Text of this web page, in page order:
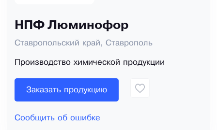
НПФ Люминофор
Ставропольский край, Ставрополь
Производство химической продукции
Заказать продукцию
Сообщить об ошибке